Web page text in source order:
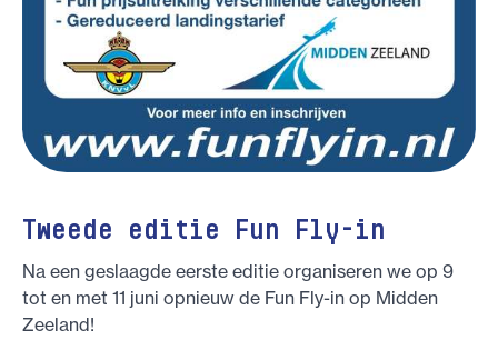
Tweede editie Fun Fly-in
Na een geslaagde eerste editie organiseren we op 9
tot en met 11 juni opnieuw de Fun Fly-in op Midden
Zeeland!